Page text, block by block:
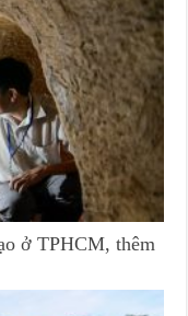
ở TPHCM, thêm